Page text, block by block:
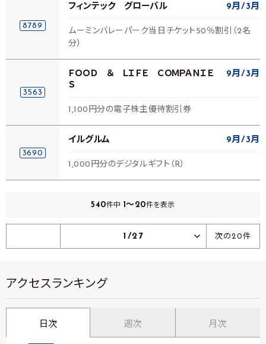
8789
フィンテック グローバル 9月 3月
ムーミンバレーパーク当日チケット50％割引（2名
分）
3563
ＦＯＯＤ ＆ ＬＩＦＥ ＣＯＭＰＡＮＩＥ
Ｓ
9月 3月
1,100円分の電子株主優待割引券
3690
イルグルム 9月 3月
1,000円分のデジタルギフト（R）
540件中 1～20件を表示
1/27 次の20件
アクセスランキング
日次 週次 月次